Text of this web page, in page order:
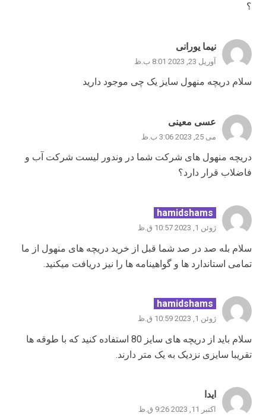
؟
نیما یورانی
آوریل 23, 2023 8:01 ب.ظ
سلام دریچه منهول سایز یک چی موجود دارید
عسی معینی
می 25, 2023 3:06 ب.ظ
دریچه منهول های شرکت شما در وندور لیست شرکت آب و
فاضلاب قرار دارد؟
hamidshams
ژوئن 1, 2023 10:57 ق.ظ
سلام بله صد در صد شما قبل از خرید دریچه های منهول از ما
تمامی استاندارد ها و گواهینامه ها را نیز دریافت میکنید.
hamidshams
ژوئن 1, 2023 10:59 ق.ظ
سلام باید از دریچه های سایز 80 استفاده کنید که با طوقه ها
تقریبا سایزی نزدیک به یک متر دارند.
ایدا
اکتبر 11, 2023 9:26 ق.ظ